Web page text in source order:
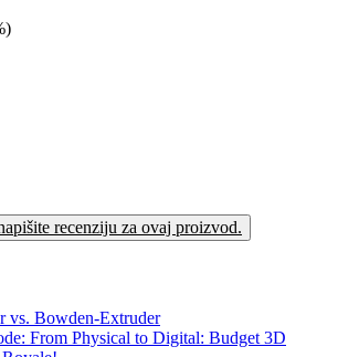
recenziju za ovaj proizvod.
vs. Bowden-Extruder
From Physical to Digital: Budget 3D